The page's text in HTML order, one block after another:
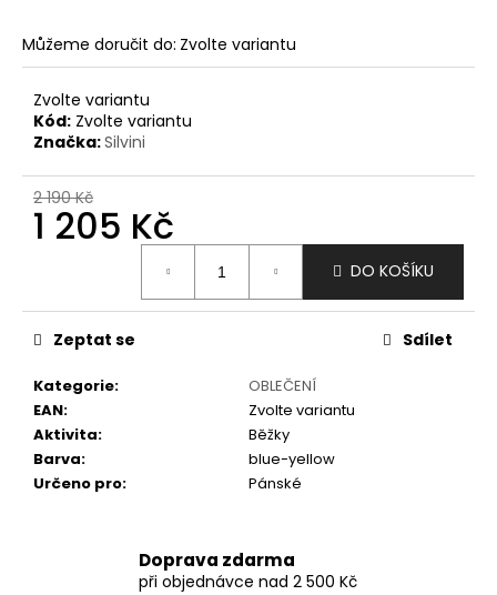
Můžeme doručit do: Zvolte variantu
Zvolte variantu
Kód: Zvolte variantu
Značka:Silvini
2 190 Kč
1 205 Kč
DO KOŠÍKU
Kategorie:
OBLEČENÍ
EAN:
Zvolte variantu
Aktivita:
Běžky
Barva:
blue-yellow
Určeno pro: Pánské
Zeptat se Sdílet
Doprava zdarma
při objednávce nad 2 500 Kč
o
p
u
č
u